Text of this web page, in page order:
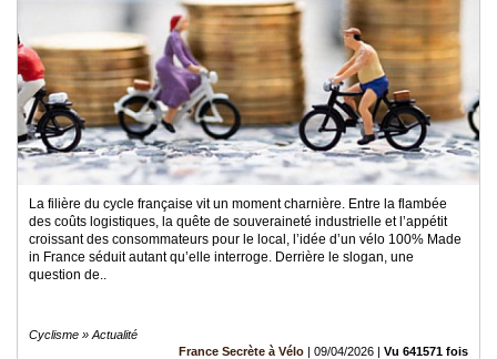
La filière du cycle française vit un moment charnière. Entre la flambée
des coûts logistiques, la quête de souveraineté industrielle et l’appétit
croissant des consommateurs pour le local, l’idée d’un vélo 100% Made
in France séduit autant qu’elle interroge. Derrière le slogan, une
question de..
Cyclisme » Actualité
France Secrète à Vélo | 09/04/2026 | Vu 641571 fois